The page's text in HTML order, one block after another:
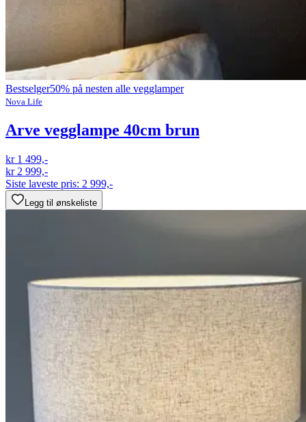
Bestselger50% på nesten alle vegglamper
Nova Life
Arve vegglampe 40cm brun
kr 1 499,-
kr 2 999,-
Siste laveste pris: 2 999,-
Legg til ønskeliste